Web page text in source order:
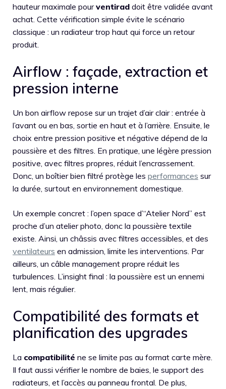
hauteur maximale pourventirad doit être validée avant
achat. Cette vérification simple évite le scénario
classique : un radiateur trop haut qui force un retour
produit.
Airflow : façade, extraction et
pression interne
Un bon airflow repose sur un trajet d’air clair : entrée à
l’avant ou en bas, sortie en haut et à l’arrière. Ensuite, le
choix entre pression positive et négative dépend de la
poussière et des filtres. En pratique, une légère pression
positive, avec filtres propres, réduit l’encrassement.
Donc, un boîtier bien filtré protège les performances sur
la durée, surtout en environnement domestique.
Un exemple concret : l’open space d’“Atelier Nord” est
proche d’un atelier photo, donc la poussière textile
existe. Ainsi, un châssis avec filtres accessibles, et des
ventilateurs en admission, limite les interventions. Par
ailleurs, un câble management propre réduit les
turbulences. L’insight final : la poussière est un ennemi
lent, mais régulier.
Compatibilité des formats et
planification des upgrades
La compatibilité ne se limite pas au format carte mère.
Il faut aussi vérifier le nombre de baies, le support des
radiateurs, et l’accès au panneau frontal. De plus,